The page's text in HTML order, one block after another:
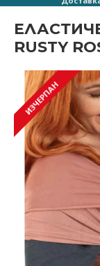
RUSTY
ИЗЧЕРПАН